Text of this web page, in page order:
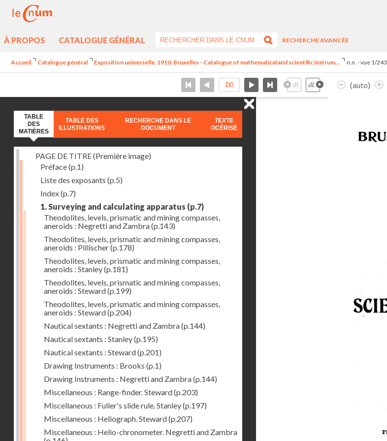
À PROPOS CATALOGUE GÉNÉRAL
RECHERCHE AVANCÉE
Accueil Catalogue général Exposition universelle. 1910. Bruxelles - Catalogue of mathematical and scientific instrum... n.n. - vue 1/243
(auto)
TABLE
DES
MATIÈRES
TABLE DES
ILLUSTRATIONS
RECHERCHE DANS LE
DOCUMENT
TEXTE
OCÉRISÉ
PAGE DE TITRE (Première image)
Préface(p.1)
Liste des exposants (p.5)
Index(p.7)
1. Surveying and calculating apparatus (p.7)
Theodolites, levels, prismatic and mining compasses,
aneroids : Negretti and Zambra(p.143)
Theodolites, levels, prismatic and mining compasses,
aneroids : Pillischer(p.178)
Theodolites, levels, prismatic and mining compasses,
aneroids : Stanley(p.181)
Theodolites, levels, prismatic and mining compasses,
aneroids : Steward(p.199)
Theodolites, levels, prismatic and mining compasses,
aneroids : Steward(p.204)
Nautical sextants : Negretti and Zambra(p.144)
Nautical sextants : Stanley(p.195)
Nautical sextants : Steward(p.201)
Drawing Instruments : Brooks (p.1)
Drawing Instruments : Negretti and Zambra(p.144)
Miscellaneous : Range-finder. Steward(p.203)
Miscellaneous : Fuller's slide rule. Stanley(p.197)
Miscellaneous : Heliograph. Steward(p.207)
Miscellaneous : Helio-chronometer. Negretti and Zambra